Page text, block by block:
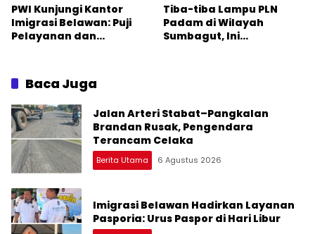
PWI Kunjungi Kantor
Imigrasi Belawan: Puji
Pelayanan dan
Tiba-tiba Lampu PLN
Padam di Wilayah
Sumbagut, Ini
Baca Juga
Jalan Arteri Stabat–Pangkalan
Brandan Rusak, Pengendara
Terancam Celaka
Berita Utama 6 Agustus 2026
Imigrasi Belawan Hadirkan Layanan
Pasporia: Urus Paspor di Hari Libur